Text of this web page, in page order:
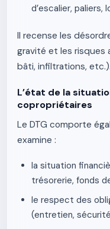
d’escalier, paliers,
Il recense les
gravité et les risques
bâti, infiltrations, etc.).
L’état de la
copropriétaires
Le DTG comporte
examine :
la situation
trésorerie, fonds
le respect des
(entretien,